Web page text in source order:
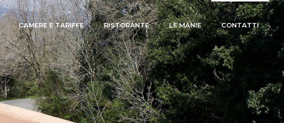
CAMERE E TARIFFE RISTORANTE LE MANIE CONTATTI